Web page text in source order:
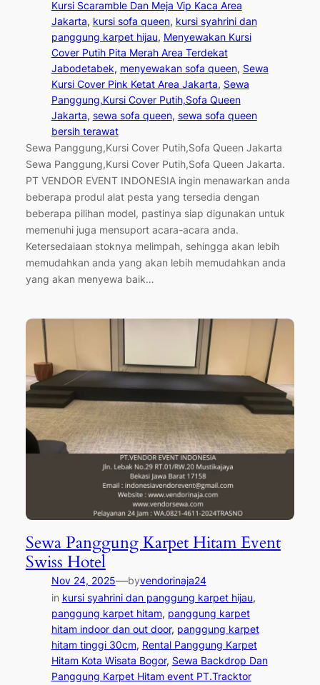
Kursi Scaramble Dan Meja Vip Kaca Area
Jakarta, kursi sofa queen, kursi syahrini dan
panggung karpet hijau, Menyewakan Kursi
Cover Putih Pita Merah Area Terdekat
Jabodetabek, menyewakan sofa queen, Sewa
Kursi Cover Pink Ketat Area Jakarta, Sewa
Panggung,Kursi Cover Putih,Sofa Queen
Jakarta, sewa sofa queen, sewa sofa queen
bersih terawat
Sewa Panggung,Kursi Cover Putih,Sofa Queen Jakarta
Sewa Panggung,Kursi Cover Putih,Sofa Queen Jakarta.
PT VENDOR EVENT INDONESIA ingin menawarkan anda
beberapa produl alat pesta yang tersedia dengan
beberapa pilihan model, pastinya siap digunakan untuk
memenuhi juga mensuport acara-acara anda.
Ketersedaiaan stoknya melimpah, sehingga akan lebih
memudahkan anda yang akan lebih memudahkan anda
yang akan menyewa baik…
Sewa Panggung Karpet Hitam Event
Swiss Hotel
Nov 24, 2025—byvendorinaja24
in kursi syahrini dan panggung karpet hijau
panggung karpet hitam, panggung karpet
hitam indoor dan out door, panggung karpet
hitam tinggi 30cm, Rental Panggung Karpet
Hitam Kota Wisata Bogor, Sewa Backdrop Dan
Panggung Karpet Hitam event PT.Tracktor